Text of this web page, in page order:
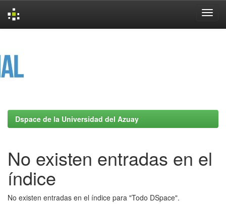
Dspace de la Universidad del Azuay
No existen entradas en el
índice
No existen entradas en el índice para "Todo DSpace".